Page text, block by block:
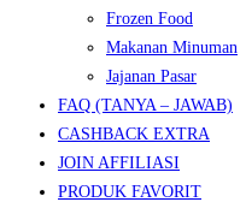
Frozen Food
Makanan Minuman
Jajanan Pasar
FAQ (TANYA – JAWAB)
CASHBACK EXTRA
JOIN AFFILIASI
PRODUK FAVORIT